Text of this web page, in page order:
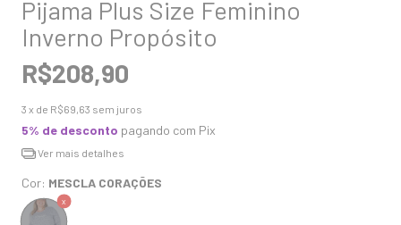
Pijama Plus Size Feminino
Inverno Propósito
R$208,90
3 x de R$69,63 sem juros
5% de desconto pagando com Pix
Ver mais detalhes
Cor: MESCLA CORAÇÕES